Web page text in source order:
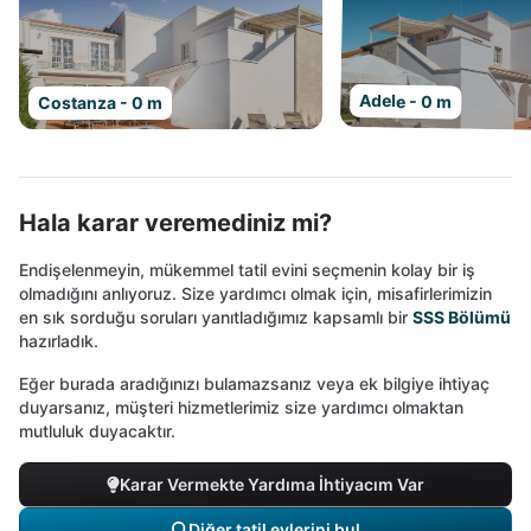
Costanza - 0 m Adele - 0 m
Hala karar veremediniz mi?
Endişelenmeyin, mükemmel tatil evini seçmenin kolay bir iş
olmadığını anlıyoruz. Size yardımcı olmak için, misafirlerimizin
en sık sorduğu soruları yanıtladığımız kapsamlı bir SSS Bölümü
hazırladık.
Eğer burada aradığınızı bulamazsanız veya ek bilgiye ihtiyaç
duyarsanız, müşteri hizmetlerimiz size yardımcı olmaktan
mutluluk duyacaktır.
Karar Vermekte Yardıma İhtiyacım Var